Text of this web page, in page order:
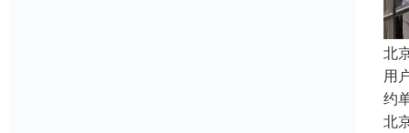
北
用
约
北